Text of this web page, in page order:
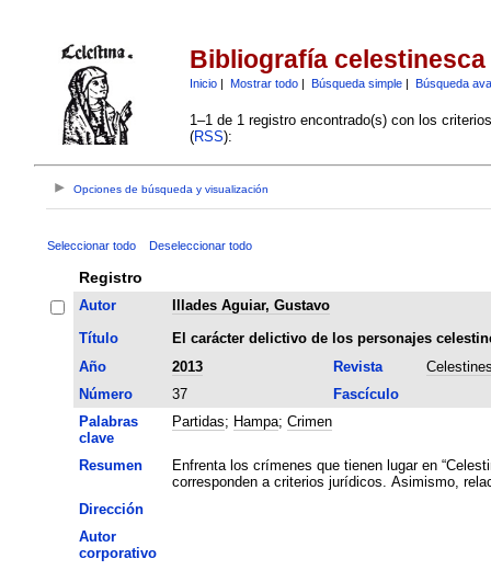
Bibliografía celestinesca
Inicio| Mostrar todo| Búsqueda simple| Búsqueda
1–1 de 1 registro encontrado(s) con los
(RSS):
Opciones de búsqueda y visualización
Seleccionar todo Deseleccionar todo
Registro
Autor
Illades Aguiar, Gustavo
Título
El carácter delictivo de los personajes
Año
2013 Revista
Número
37
Fascículo
Palabras
clave
Partidas; Hampa; Crimen
Resumen
Enfrenta los crímenes que tienen lugar en
corresponden a criterios jurídicos. Asimismo,
Dirección
Autor
corporativo